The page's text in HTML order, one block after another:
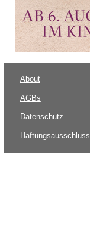
About
AGBs
Datenschutz
Haftungsausschluss